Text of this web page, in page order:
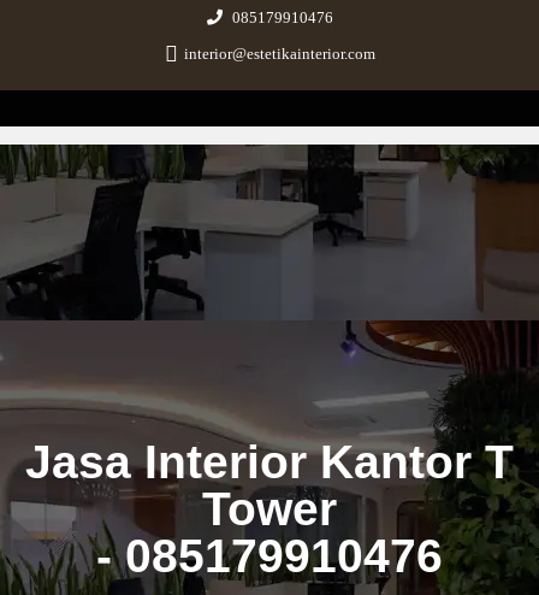
085179910476
interior@estetikainterior.com
Estetika Interior
Design & Build Consultant
Jasa Interior Kantor T
Tower
- 085179910476